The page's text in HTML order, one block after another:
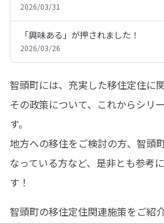
2026/03/31
「興味ある」が押されました！
2026/03/26
智頭町には、充実した移住定住に
その政策について、これからシリ
す。
地方への移住をご検討の方、智頭
なっている方など、是非とも参考
す！
智頭町の移住定住関連施策をご紹